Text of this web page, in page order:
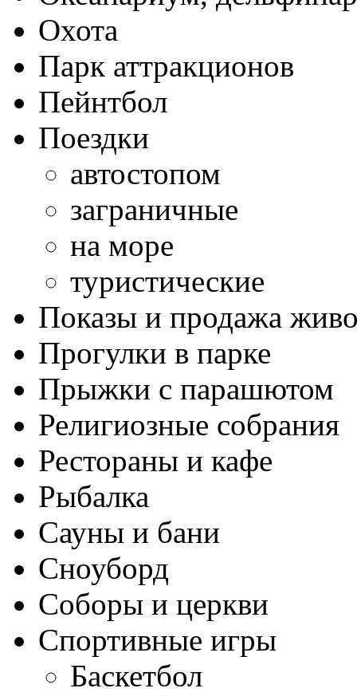
Охота
Парк аттракционов
Пейнтбол
Поездки
автостопом
заграничные
на море
туристические
Показы и продажа
Прогулки в парке
Прыжки с парашютом
Религиозные собрания
Рестораны и кафе
Рыбалка
Сауны и бани
Сноуборд
Соборы и церкви
Спортивные игры
Баскетбол